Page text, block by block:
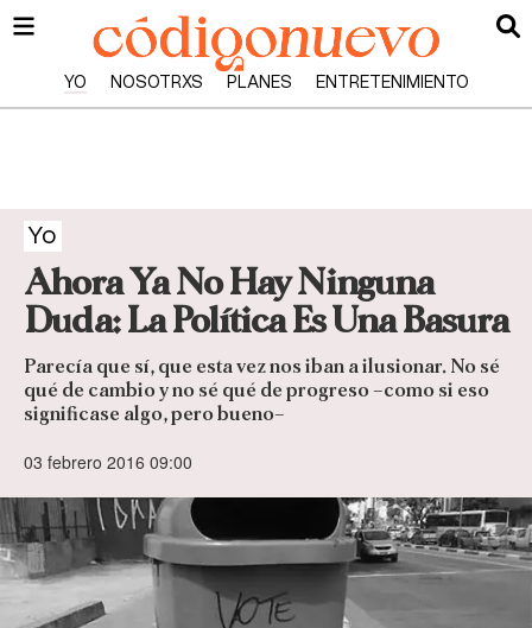
YO NOSOTRXS PLANES ENTRETENIMIENTO
Yo
Ahora Ya No Hay Ninguna
Duda: La Política Es Una Basura
Parecía que sí, que esta vez nos iban a ilusionar. No sé
qué de cambio y no sé qué de progreso –como si eso
significase algo, pero bueno–
03 febrero 2016 09:00